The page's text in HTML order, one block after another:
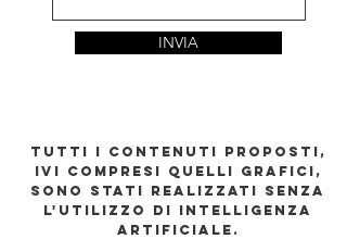
INVIA
TUTTI I CONTENUTI PROPOSTI,
IVI COMPRESI QUELLI GRAFICI,
SONO STATI REALIZZATI SENZA
L'UTILIZZO DI INTELLIGENZA
ARTIFICIALE.